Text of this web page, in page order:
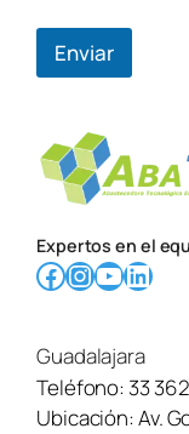
Enviar
Expertos en el
Facebook InstagramYouTube LinkedIn
Guadalajara
Teléfono:33
Ubicación:Av.